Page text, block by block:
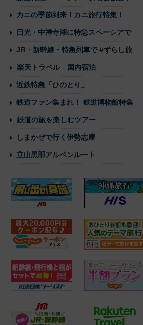
カニの季節到来！カニ旅行特集！
日光・中禅寺湖に特急スペーシアで
JR・新幹線・特急列車で #ずらし旅
楽天トラベル 国内宿泊
近鉄特急「ひのとり」
鉄道ファン集まれ！ 鉄道博物館特集
鉄道の旅を楽しむツアー
しまかぜで行く伊勢志摩
立山黒部アルペンルート